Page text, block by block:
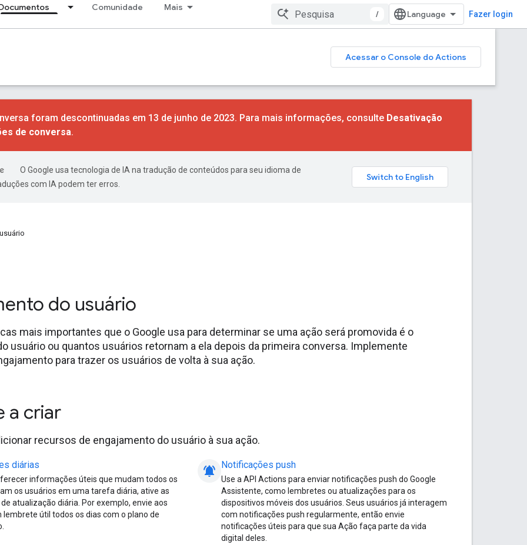
Comunidade Mais
/ Fazer login
Acessar o Console do Actions
foram descontinuadas em 13 de junho de 2023. Para mais informações, consulte Desativação
de conversa.
O Google usa tecnologia de IA na tradução de conteúdos para seu idioma de
com IA podem ter erros.
do usuário
mais importantes que o Google usa para determinar se uma ação será promovida é o
usuário ou quantos usuários retornam a ela depois da primeira conversa. Implemente
para trazer os usuários de volta à sua ação.
a criar
recursos de engajamento do usuário à sua ação.
diárias
informações úteis que mudam todos os
os usuários em uma tarefa diária, ative as
de atualização diária. Por exemplo, envie aos
lembrete útil todos os dias com o plano de
notifications_active Notificações push
Use a API Actions para enviar notificações push do Google
Assistente, como lembretes ou atualizações para os
dispositivos móveis dos usuários. Seus usuários já interagem
com notificações push regularmente, então envie
notificações úteis para que sua Ação faça parte da vida
digital deles.